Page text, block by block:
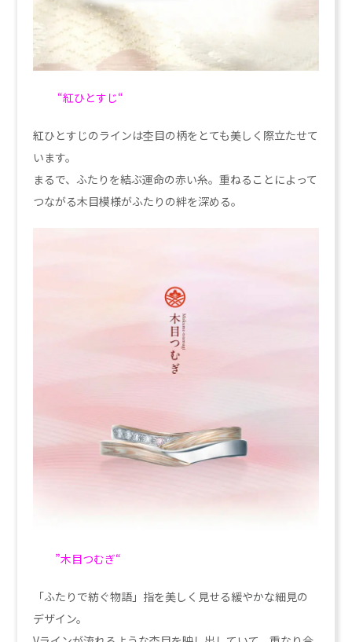
“紅ひとすじ“
紅ひとすじのラインは杢目の柄をとても美しく際立たせて
います。
まるで、ふたりを結ぶ運命の赤い糸。重ねることによって
つながる木目模様がふたりの絆を深める。
”木目つむぎ“
「ふたりで紡ぐ物語」指を美しく見せる緩やかな細見の
デザイン。